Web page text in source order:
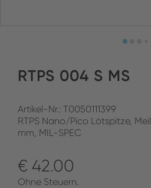
RTPS 004 S MS
Artikel-Nr.: T0050111399
RTPS Nano/Pico Lötspitze,
mm, MIL-SPEC
€ 42.00
Ohne Steuern.